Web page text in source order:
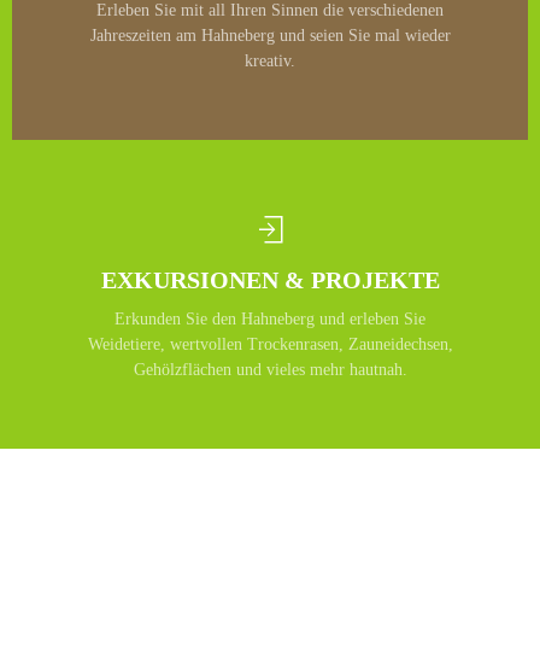
Erleben Sie mit all Ihren Sinnen die verschiedenen
Jahreszeiten am Hahneberg und seien Sie mal wieder
kreativ.
EXKURSIONEN & PROJEKTE
Erkunden Sie den Hahneberg und erleben Sie
Weidetiere, wertvollen Trockenrasen, Zauneidechsen,
Gehölzflächen und vieles mehr hautnah.